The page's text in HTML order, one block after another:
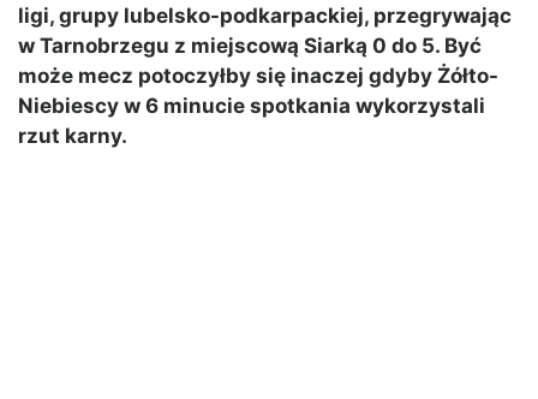
ligi, grupy lubelsko-podkarpackiej, przegrywając
w Tarnobrzegu z miejscową Siarką 0 do 5. Być
może mecz potoczyłby się inaczej gdyby Żółto-
Niebiescy w 6 minucie spotkania wykorzystali
rzut karny.